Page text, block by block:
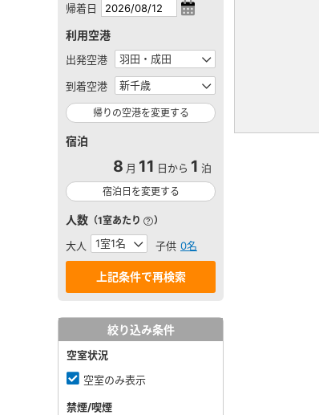
帰着日
利用空港
出発空港
到着空港
帰りの空港を変更する
宿泊
8 月 11 日から 1 泊
宿泊日を変更する
人数 （1室あたり ）
大人 子供 0名
絞り込み条件
空室状況
空室のみ表示
禁煙/喫煙